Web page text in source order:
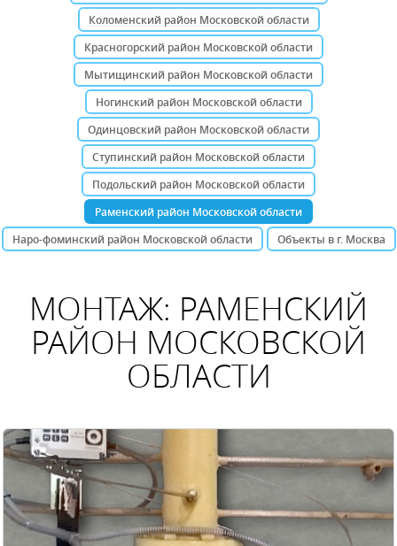
Коломенский район Московской области
Красногорский район Московской области
Мытищинский район Московской области
Ногинский район Московской области
Одинцовский район Московской области
Ступинский район Московской области
Подольский район Московской области
Раменский район Московской области
Наро-фоминский район Московской области
Объекты в г. Москва
МОНТАЖ: РАМЕНСКИЙ
РАЙОН МОСКОВСКОЙ
ОБЛАСТИ